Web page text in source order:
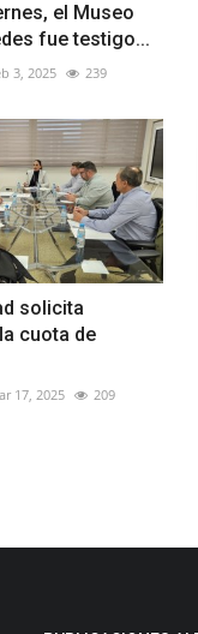
el Museo
fue testigo...
3, 2025 239
solicita
cuota de
17, 2025 209